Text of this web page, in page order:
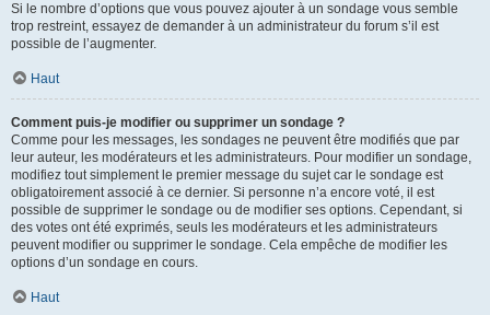
Si le nombre d’options que vous pouvez ajouter à un sondage vous semble
trop restreint, essayez de demander à un administrateur du forum s’il est
possible de l’augmenter.
Haut
Comment puis-je modifier ou supprimer un sondage ?
Comme pour les messages, les sondages ne peuvent être modifiés que par
leur auteur, les modérateurs et les administrateurs. Pour modifier un sondage,
modifiez tout simplement le premier message du sujet car le sondage est
obligatoirement associé à ce dernier. Si personne n’a encore voté, il est
possible de supprimer le sondage ou de modifier ses options. Cependant, si
des votes ont été exprimés, seuls les modérateurs et les administrateurs
peuvent modifier ou supprimer le sondage. Cela empêche de modifier les
options d’un sondage en cours.
Haut